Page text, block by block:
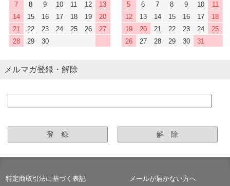
7
8 9 10 11 12
13
14
15 16 17 18 19
20
21
22 23 24 25 26
27
28
29 30
5
6 7 8 9 10
11
12
13 14 15 16 17
18
19
20 21 22 23 24
25
26
27 28 29 30 31
メルマガ登録・解除
特定商取引法に基づく表記 メールが届かない方へ